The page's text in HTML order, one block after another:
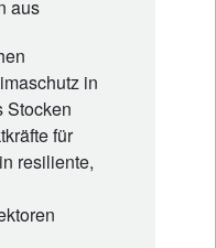
aus
in
Stocken
für
resiliente,